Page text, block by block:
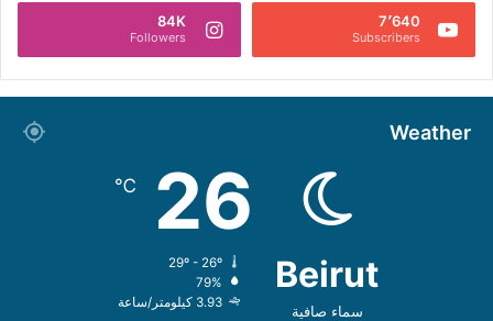
7٬640
Subscribers
84K
Followers
Weather
Beirut
سماء صافية
26
℃
79%
3.93 كيلومتر/ساعة